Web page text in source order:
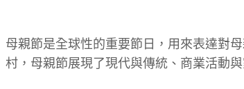
母親節是全球性的重要節日，用來表達對
村，母親節展現了現代與傳統、商業活動